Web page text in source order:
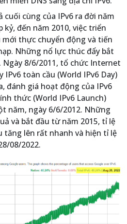
cuối cùng của IPv6 ra đời năm
kỷ, đến năm 2010, việc triển
thực chuyển động và tiến
Những nổ lực thúc đẩy bắt
8/6/2011, tổ chức Internet
IPv6 toàn cầu (World IPv6 Day)
đánh giá hoạt động của IPv6
thức (World IPv6 Launch)
năm, ngày 6/6/2012. Những
và bắt đầu từ năm 2015, tỉ lệ
tăng lên rất nhanh và hiện tỉ lệ
08/2022.